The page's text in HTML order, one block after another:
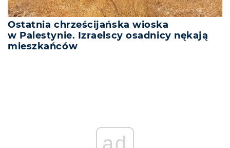
Ostatnia chrześcijańska wioska
w Palestynie. Izraelscy osadnicy nękają
mieszkańców
ad